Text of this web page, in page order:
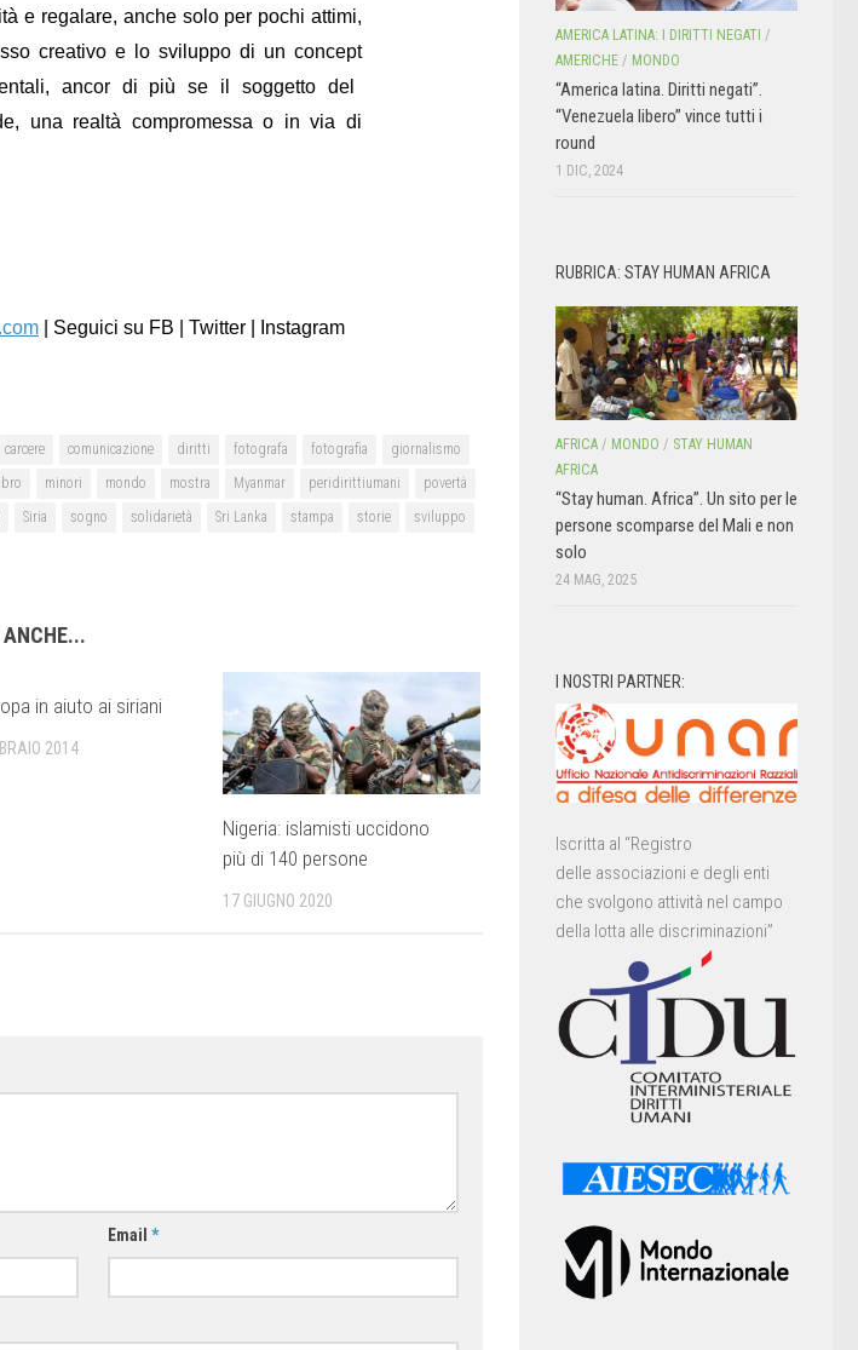
e regalare, anche solo per pochi attimi,
creativo e lo sviluppo di un concept
ancor di più se il soggetto del
una realtà compromessa o in via di
Seguici su FB | Twitter | Instagram
carcere comunicazione diritti fotografa fotografia
giornalismo
libro minori mondo mostra Myanmar peridirittiumani
povertà
Siria sogno solidarietà Sri Lanka stampa storie
sviluppo
ANCHE...
in aiuto ai siriani
2014
Nigeria: islamisti uccidono
più di 140 persone
17 GIUGNO 2020
Email*
AMERICA LATINA: I DIRITTI NEGATI /
AMERICHE / MONDO
“America latina. Diritti negati”.
“Venezuela libero” vince tutti i
round
1 DIC, 2024
RUBRICA: STAY HUMAN AFRICA
AFRICA / MONDO / STAY HUMAN
AFRICA
“Stay human. Africa”. Un sito per le
persone scomparse del Mali e non
solo
24 MAG, 2025
I NOSTRI PARTNER:
Iscritta al “Registro
delle associazioni e degli enti
che svolgono attività nel campo
della lotta alle discriminazioni”